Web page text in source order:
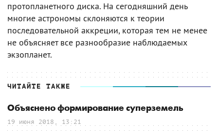
протопланетного диска. На сегодняшний день
многие астрономы склоняются к теории
последовательной аккреции, которая тем не менее
не объясняет все разнообразие наблюдаемых
экзопланет.
ЧИТАЙТЕ ТАКЖЕ
Объяснено формирование суперземель
19 июня 2018, 13:21